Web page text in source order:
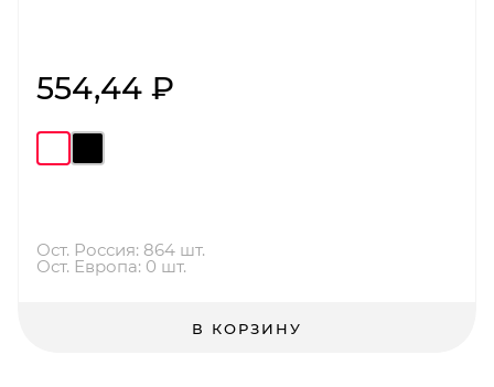
554,44 ₽
Ост. Россия: 864 шт.
Ост. Европа: 0 шт.
В КОРЗИНУ